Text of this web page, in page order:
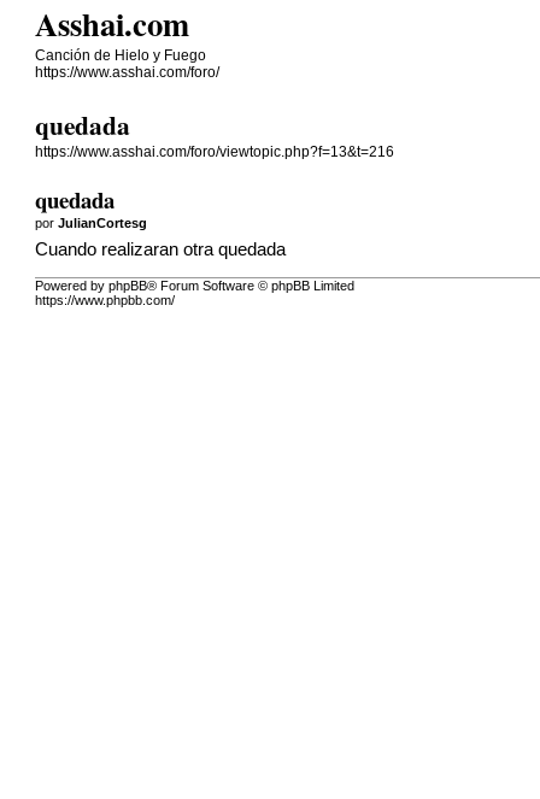
Asshai.com
Canción de Hielo y Fuego
https://www.asshai.com/foro/
quedada
https://www.asshai.com/foro/viewtopic.php?f=13&t=216
quedada
porJulianCortesg
Cuando realizaran otra quedada
Powered by phpBB® Forum Software © phpBB Limited
https://www.phpbb.com/